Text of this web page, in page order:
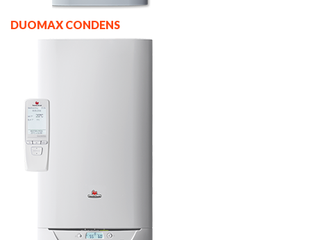
DUOMAX CONDENS